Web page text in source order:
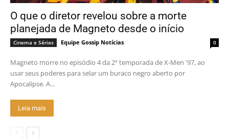
O que o diretor revelou sobre a morte
planejada de Magneto desde o início
Cinema e Séries Equipe Gossip Notícias 0
Magneto morre no episódio 4 da 2ª temporada de X-Men '97, ao
usar seus poderes para selar um buraco negro aberto por
Apocalipse. A...
Leia mais